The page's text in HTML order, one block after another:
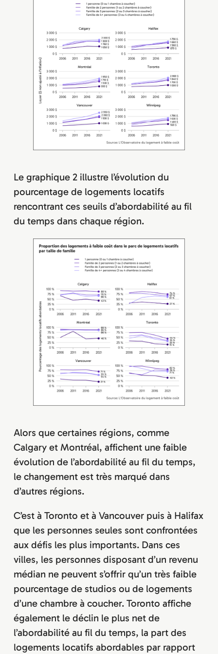
Le graphique 2 illustre l’évolution du
pourcentage de logements locatifs
rencontrant ces seuils d’abordabilité au fil
du temps dans chaque région.
Alors que certaines régions, comme
Calgary et Montréal, affichent une faible
évolution de l’abordabilité au fil du temps,
le changement est très marqué dans
d’autres régions.
C’est à Toronto et à Vancouver puis à Halifax
que les personnes seules sont confrontées
aux défis les plus importants. Dans ces
villes, les personnes disposant d’un revenu
médian ne peuvent s’offrir qu’un très faible
pourcentage de studios ou de logements
d’une chambre à coucher. Toronto affiche
également le déclin le plus net de
l’abordabilité au fil du temps, la part des
logements locatifs abordables par rapport